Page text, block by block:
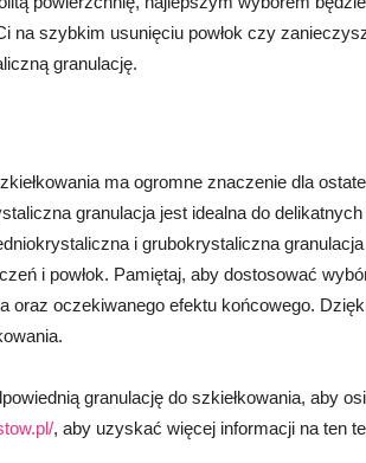
na szybkim usunięciu powłok czy
granulację.
ma ogromne znaczenie dla
granulacja jest idealna do delikatnych
i grubokrystaliczna
i powłok. Pamiętaj, aby dostosować
oraz oczekiwanego efektu końcowego.
granulację do szkiełkowania, aby
, aby uzyskać więcej informacji na ten